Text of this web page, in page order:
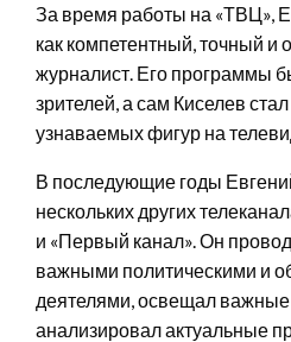
За время работы на «ТВЦ»,
как компетентный, точный и
журналист. Его программы
зрителей, а сам Киселев
узнаваемых фигур на
В последующие годы
нескольких других
и «Первый канал». Он
важными политическими и
деятелями, освещал
анализировал актуальные